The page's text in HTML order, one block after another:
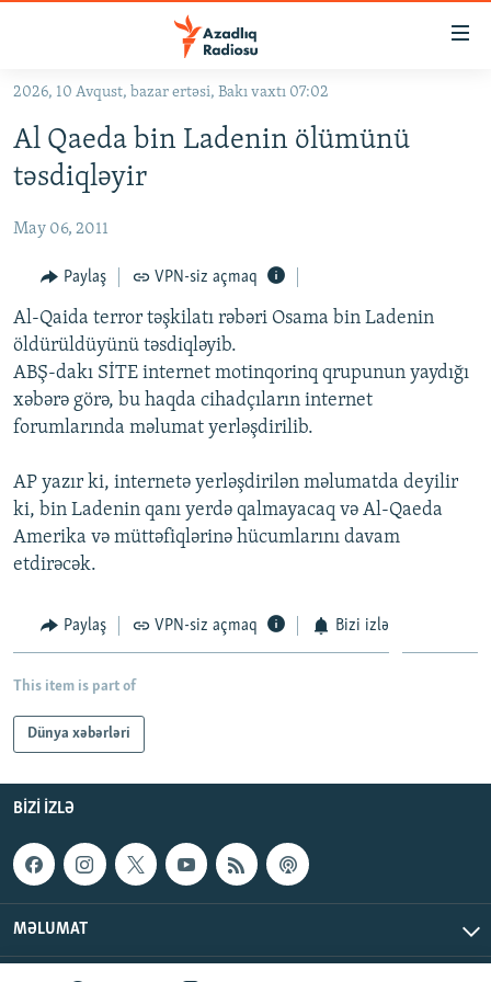
Əsas
qayıt
Əsas
naviqasiyaya
qayıt
#İZAHLA
KORRUPSIOMETR
#ƏSLINDƏ
FƏRQƏ BAX
QANUNI DOĞRU
ARAŞDIRMA
MULTIMEDIA
VIDEO
FOTOQALEREYA
İNFOQRAFIKA
KARIKATURA
RADIO ARXIV
OXU ZALI
AZƏRBAYCAN ƏDƏBIYYATI KITABXANASI
İSLAM VƏ DEMOKRATIYA
HAQQIMIZDA
MISSIYAMIZ
PEŞƏ ETIKASI VƏ JURNALISTIKA STANDARTLARIMIZ
AZADLIQRADIOSU MOBIL TELEFONUNUZDA
BIZI IZLƏ
RFE/RL-in bütün saytları
2026, 10 Avqust, bazar ertəsi, Bakı vaxtı 07:02
Al Qaeda bin Ladenin ölümünü
təsdiqləyir
May 06, 2011
Paylaş VPN-siz açmaq
Al-Qaida terror təşkilatı rəbəri Osama bin Ladenin
öldürüldüyünü təsdiqləyib.
ABŞ-dakı SİTE internet motinqorinq qrupunun yaydığı
xəbərə görə, bu haqda cihadçıların internet
forumlarında məlumat yerləşdirilib.
AP yazır ki, internetə yerləşdirilən məlumatda deyilir
ki, bin Ladenin qanı yerdə qalmayacaq və Al-Qaeda
Amerika və müttəfiqlərinə hücumlarını davam
etdirəcək.
Paylaş VPN-siz açmaq Bizi izlə
This item is part of
Dünya xəbərləri
BIZI IZLƏ
MƏLUMAT